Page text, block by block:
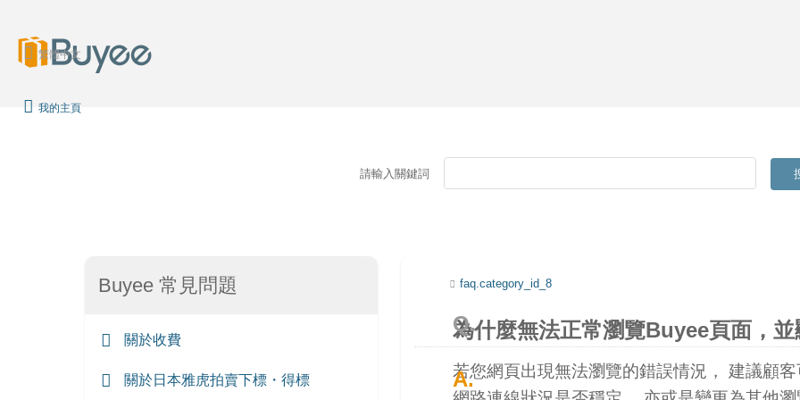
繁體中文
我的主頁
請輸入關鍵詞
Buyee 常見問題
關於收費
關於日本雅虎拍賣下標・得標
faq.category_id_8
為什麼無法正常瀏覽Buyee頁面，
若您網頁出現無法瀏覽的錯誤情況， 建議顧